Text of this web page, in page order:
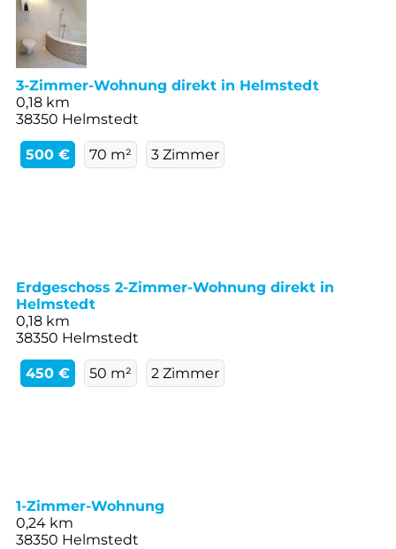
3-Zimmer-Wohnung direkt in Helmstedt
0,18 km
38350 Helmstedt
500 € 70 m² 3 Zimmer
Erdgeschoss 2-Zimmer-Wohnung direkt in
Helmstedt
0,18 km
38350 Helmstedt
450 € 50 m² 2 Zimmer
1-Zimmer-Wohnung
0,24 km
38350 Helmstedt